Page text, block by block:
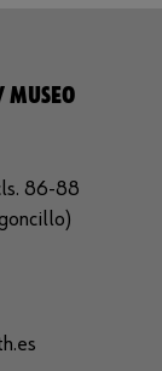
MUSEO
86-88